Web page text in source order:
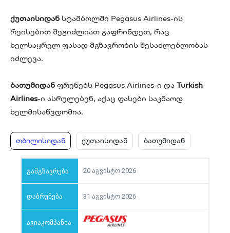
ქუთაისიდან სტამბოლში Pegasus Airlines-ის
რეისებით შეგიძლიათ გაფრინდეთ, რაც
ხელსაყრელ ფასად მგზავრობის შესაძლებლობას
იძლევა.
ბათუმიდან ფრენებს Pegasus Airlines-ი და Turkish
Airlines-ი ასრულებენ, აქაც ფასები საკმაოდ
ხელმისაწვდომია.
თბილისიდან ქუთაისიდან ბათუმიდან
20 აგვისტო 2026
31 აგვისტო 2026